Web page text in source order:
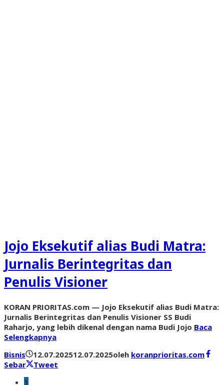
Jojo Eksekutif alias Budi Matra:
Jurnalis Berintegritas dan
Penulis Visioner
KORAN PRIORITAS.com — Jojo Eksekutif alias Budi Matra:
Jurnalis Berintegritas dan Penulis Visioner SS Budi
Raharjo, yang lebih dikenal dengan nama Budi Jojo Baca
Selengkapnya
Bisnis
12.07.202512.07.2025oleh koranprioritas.com
Sebar
Tweet
1